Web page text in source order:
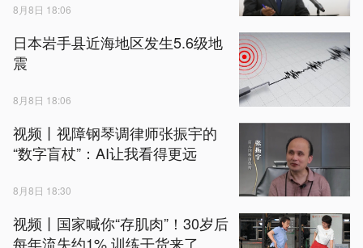
8月8日 18:06
日本岩手县近海地区发生5.6级地
震
8月8日 18:06
视频丨视障钢琴调律师张振宇的
“数字盲杖”：AI让我看得更远
8月8日 18:30
视频丨国家喊你“存肌肉”！30岁后
每年流失约1% 训练干货来了